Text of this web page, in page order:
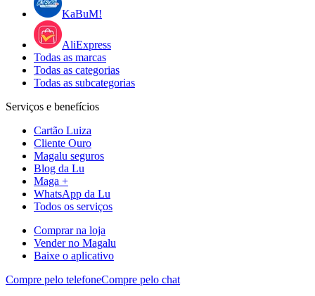
KaBuM!
AliExpress
Todas as marcas
Todas as categorias
Todas as subcategorias
Serviços e benefícios
Cartão Luiza
Cliente Ouro
Magalu seguros
Blog da Lu
Maga +
WhatsApp da Lu
Todos os serviços
Comprar na loja
Vender no Magalu
Baixe o aplicativo
Compre pelo telefoneCompre pelo chat